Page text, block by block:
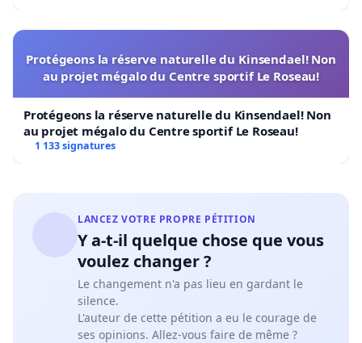
Protégeons la réserve naturelle du Kinsendael! Non
au projet mégalo du Centre sportif Le Roseau!
Protégeons la réserve naturelle du Kinsendael! Non
au projet mégalo du Centre sportif Le Roseau!
1 133 signatures
LANCEZ VOTRE PROPRE PÉTITION
Y a-t-il quelque chose que vous
voulez changer ?
Le changement n'a pas lieu en gardant le
silence.
L'auteur de cette pétition a eu le courage de
ses opinions. Allez-vous faire de même ?